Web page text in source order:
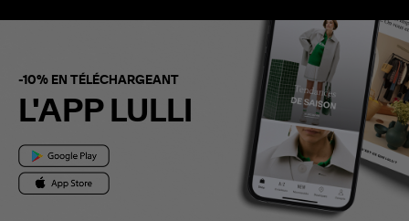
-10% EN TÉLÉCHARGEANT
L'APP LULLI